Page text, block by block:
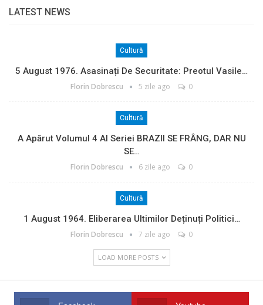
LATEST NEWS
Cultură
5 August 1976. Asasinați De Securitate: Preotul Vasile…
Florin Dobrescu 5 zile ago 0
Cultură
A Apărut Volumul 4 Al Seriei BRAZII SE FRÂNG, DAR NU
SE…
Florin Dobrescu 6 zile ago 0
Cultură
1 August 1964. Eliberarea Ultimilor Deținuți Politici…
Florin Dobrescu 7 zile ago 0
LOAD MORE POSTS